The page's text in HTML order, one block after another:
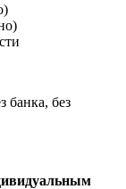
банка, без